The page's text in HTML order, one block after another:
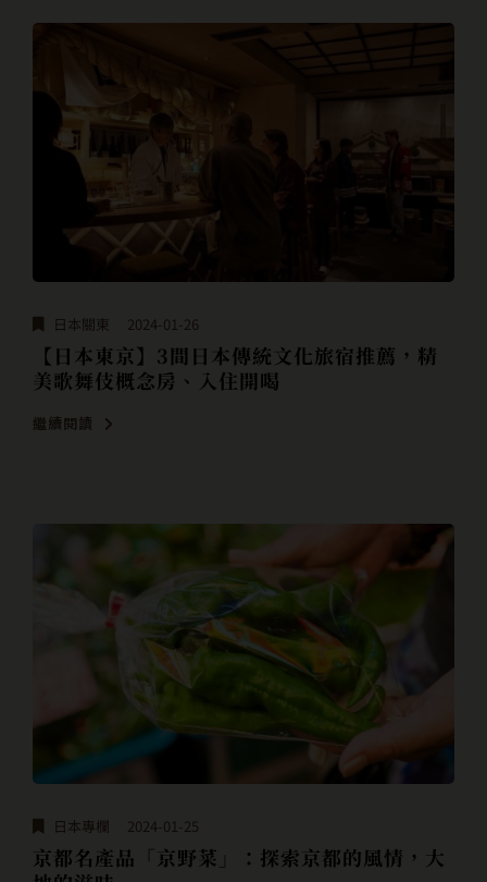
日本關東 2024-01-26
【日本東京】3間日本傳統文化旅宿推薦，精
美歌舞伎概念房、入住開喝
繼續閱讀
日本專欄 2024-01-25
京都名產品「京野菜」：探索京都的風情，大